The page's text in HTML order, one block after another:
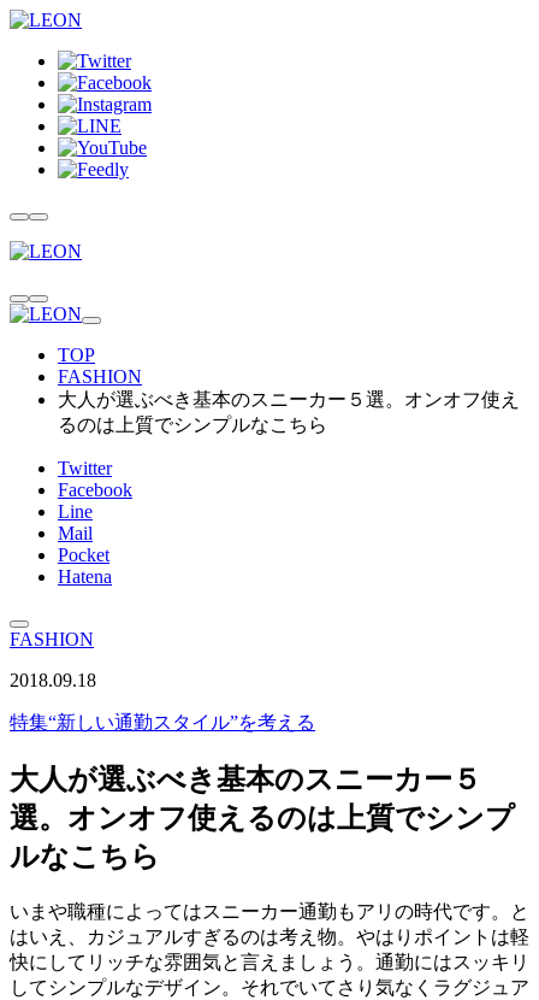
TOP
FASHION
大人が選ぶべき基本のスニーカー５選。オンオフ使え
るのは上質でシンプルなこちら
Twitter
Facebook
Line
Mail
Pocket
Hatena
FASHION
2018.09.18
特集“新しい通勤スタイル”を考える
大人が選ぶべき基本のスニーカー５
選。オンオフ使えるのは上質でシンプ
ルなこちら
いまや職種によってはスニーカー通勤もアリの時代です。と
はいえ、カジュアルすぎるのは考え物。やはりポイントは軽
快にしてリッチな雰囲気と言えましょう。通勤にはスッキリ
してシンプルなデザイン。それでいてさり気なくラグジュア